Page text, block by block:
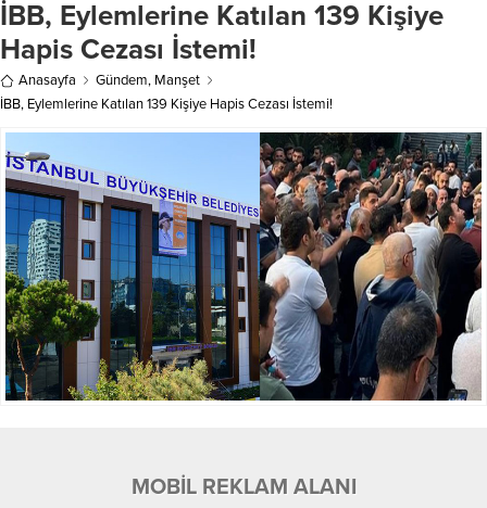
İBB, Eylemlerine Katılan 139 Kişiye
Hapis Cezası İstemi!
Anasayfa Gündem, Manşet
İBB, Eylemlerine Katılan 139 Kişiye Hapis Cezası İstemi!
MOBİL REKLAM ALANI